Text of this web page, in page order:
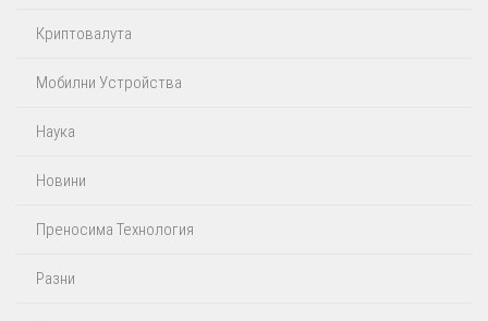
Криптовалута
Мобилни Устройства
Наука
Новини
Преносима Технология
Разни